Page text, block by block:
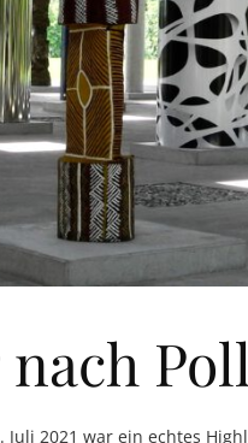
Juli 2021 war ein echtes